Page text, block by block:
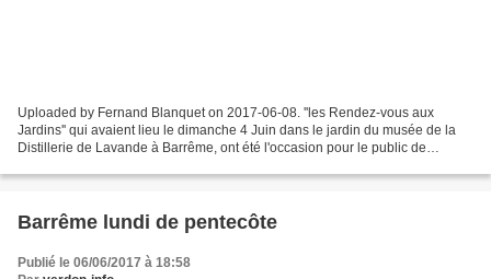
Uploaded by Fernand Blanquet on 2017-06-08. ''les Rendez-vous aux
Jardins'' qui avaient lieu le dimanche 4 Juin dans le jardin du musée de la
Distillerie de Lavande à Barrême, ont été l'occasion pour le public de
Barrême lundi de pentecôte
Publié le 06/06/2017 à 18:58